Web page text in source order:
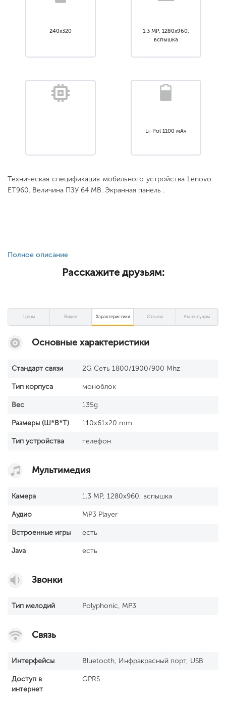
240x320
1.3 MP, 1280x960,
вспышка
Li-Pol 1100 мАч
Техническая спецификация мобильного устройства Lenovo
ET960. Величина ПЗУ 64 MB. Экранная панель .
Полное описание
Расскажите друзьям:
Цены Видео Характеристики Отзывы Аксессуары
Основные характеристики
Стандарт связи 2G Сеть 1800/1900/900 Mhz
Тип корпуса моноблок
Вес 135g
Размеры (Ш*В*Т) 110x61x20 mm
Тип устройства телефон
Мультимедия
Камера 1.3 MP, 1280x960, вспышка
Аудио MP3 Player
Встроенные игры есть
Java есть
Звонки
Тип мелодий Polyphonic, MP3
Связь
Интерфейсы Bluetooth, Инфракрасный порт, USB
Доступ в
интернет
GPRS